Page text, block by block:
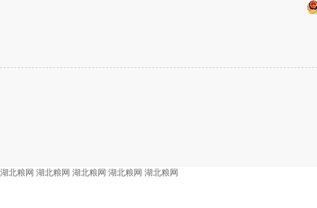
湖北粮网 湖北粮网 湖北粮网 湖北粮网 湖北粮网